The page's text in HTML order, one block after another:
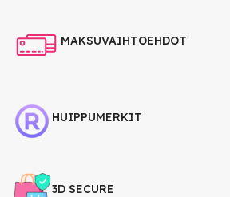
MAKSUVAIHTOEHDOT
HUIPPUMERKIT
3D SECURE